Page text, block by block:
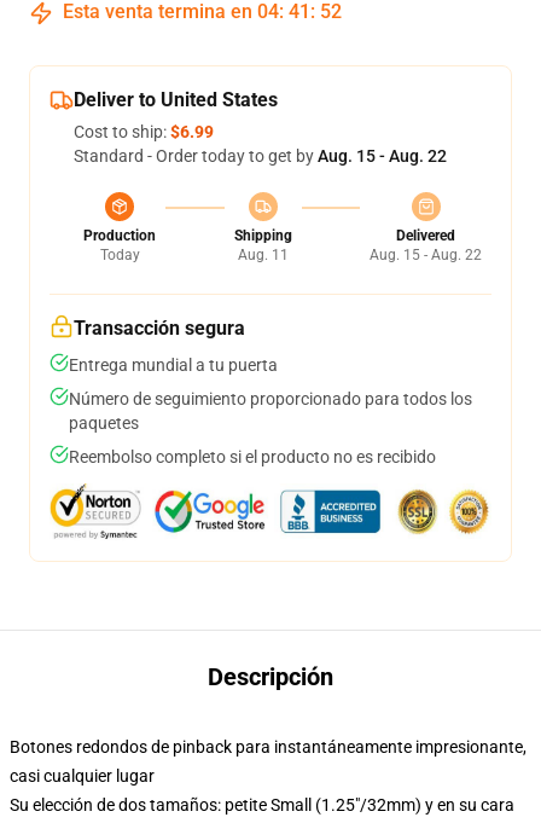
Esta venta termina en 04: 41 : 51
Deliver to United States
Cost to ship:$6.99
Standard - Order today to get byAug. 15 - Aug. 22
Production
Today
Shipping
Aug. 11
Delivered
Aug. 15 - Aug. 22
Transacción segura
Entrega mundial a tu puerta
Número de seguimiento proporcionado para todos los
paquetes
Reembolso completo si el producto no es recibido
Descripción
Botones redondos de pinback para instantáneamente impresionante,
casi cualquier lugar
Su elección de dos tamaños: petite Small (1.25"/32mm) y en su cara